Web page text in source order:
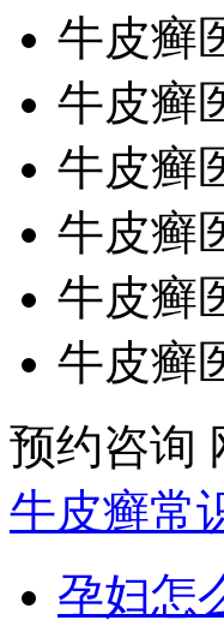
牛皮癣
牛皮癣
牛皮癣
牛皮癣
牛皮癣
牛皮癣
预约咨询
牛皮癣常
孕妇怎